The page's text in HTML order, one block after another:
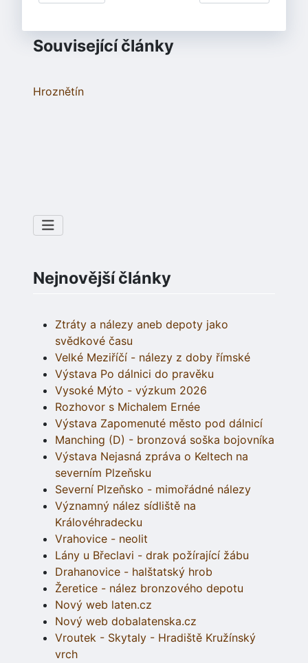
Související články
Hroznětín
Nejnovější články
Ztráty a nálezy aneb depoty jako
svědkové času
Velké Meziříčí - nálezy z doby římské
Výstava Po dálnici do pravěku
Vysoké Mýto - výzkum 2026
Rozhovor s Michalem Ernée
Výstava Zapomenuté město pod dálnicí
Manching (D) - bronzová soška bojovníka
Výstava Nejasná zpráva o Keltech na
severním Plzeňsku
Severní Plzeňsko - mimořádné nálezy
Významný nález sídliště na
Královéhradecku
Vrahovice - neolit
Lány u Břeclavi - drak požírající žábu
Drahanovice - halštatský hrob
Žeretice - nález bronzového depotu
Nový web laten.cz
Nový web dobalatenska.cz
Vroutek - Skytaly - Hradiště Kružínský
vrch